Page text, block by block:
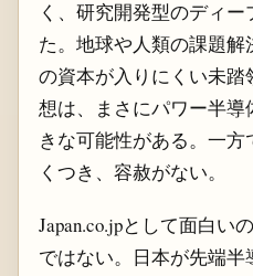
く、研究開発型のディ
た。地球や人類の課題
の資本が入りにくい未
想は、まさにパワー半
きな可能性がある。一
くつき、容赦がない。
Japan.co.jpとして面白い
ではない。日本が先端